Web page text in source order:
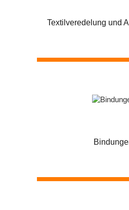
Textilveredelung und